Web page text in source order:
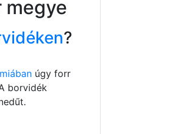
megye
?
úgy forr
borvidék